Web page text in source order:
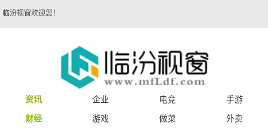
临汾视窗欢迎您！
资讯 企业 电竞
手游
财经
游戏 做菜
外卖